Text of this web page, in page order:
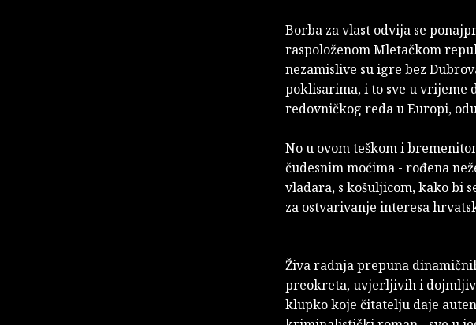
Borba za vlast odvija se
raspoloženom Mletačkom
nezamislive su igre bez
poklisarima, i to sve u vrijeme
redovničkog reda u Europi,
No u ovom teškom i
čudesnim moćima - rođena
vladara, s košuljicom, kako bi
za ostvarivanje interesa
Živa radnja prepuna
preokreta, uvjerljivih i
klupko koje čitatelju daje